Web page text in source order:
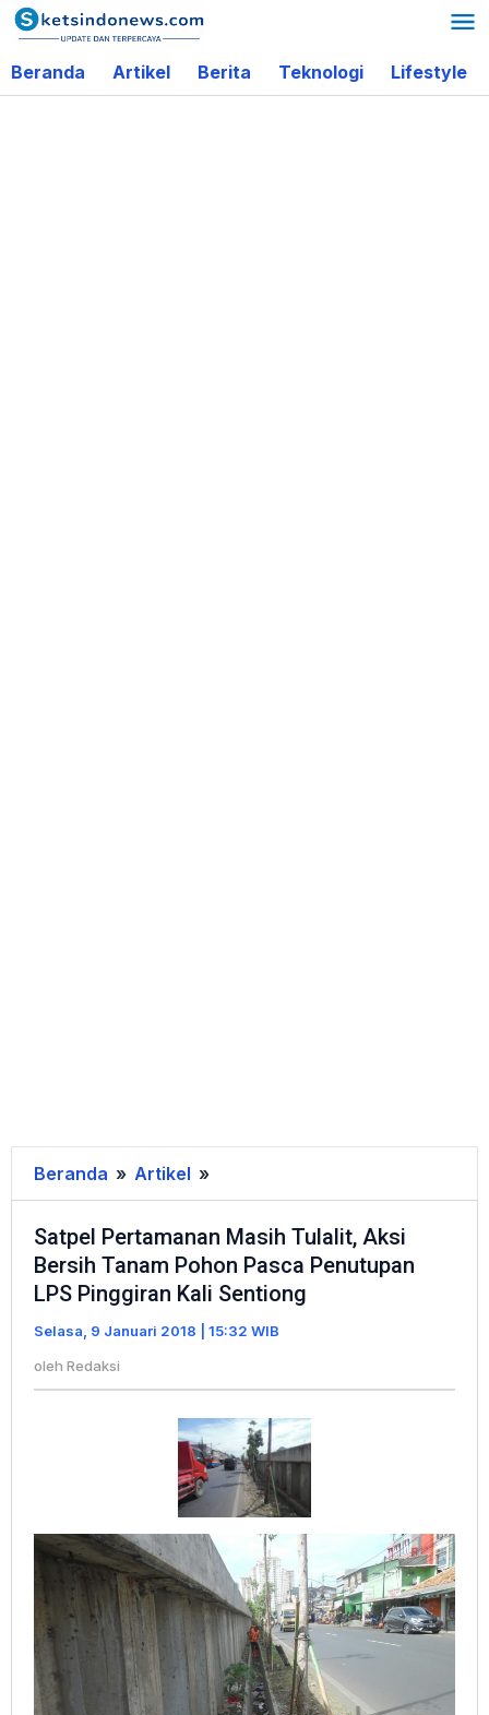
Lewati
ke
konten
Beranda Artikel Berita Teknologi Lifestyle
Beranda » Artikel »
Pertamanan
Masih
Tulalit,
Aksi
Bersih
Pohon
Pasca
Penutupan
LPS
Pinggiran
Kali
Sentiong
Satpel Pertamanan Masih Tulalit, Aksi
Bersih Tanam Pohon Pasca Penutupan
LPS Pinggiran Kali Sentiong
Selasa, 9 Januari 2018 | 15:32 WIB
oleh Redaksi